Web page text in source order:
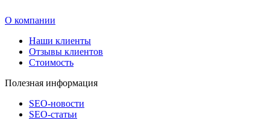
О компании
Наши клиенты
Отзывы клиентов
Стоимость
Полезная информация
SEO-новости
SEO-cтатьи